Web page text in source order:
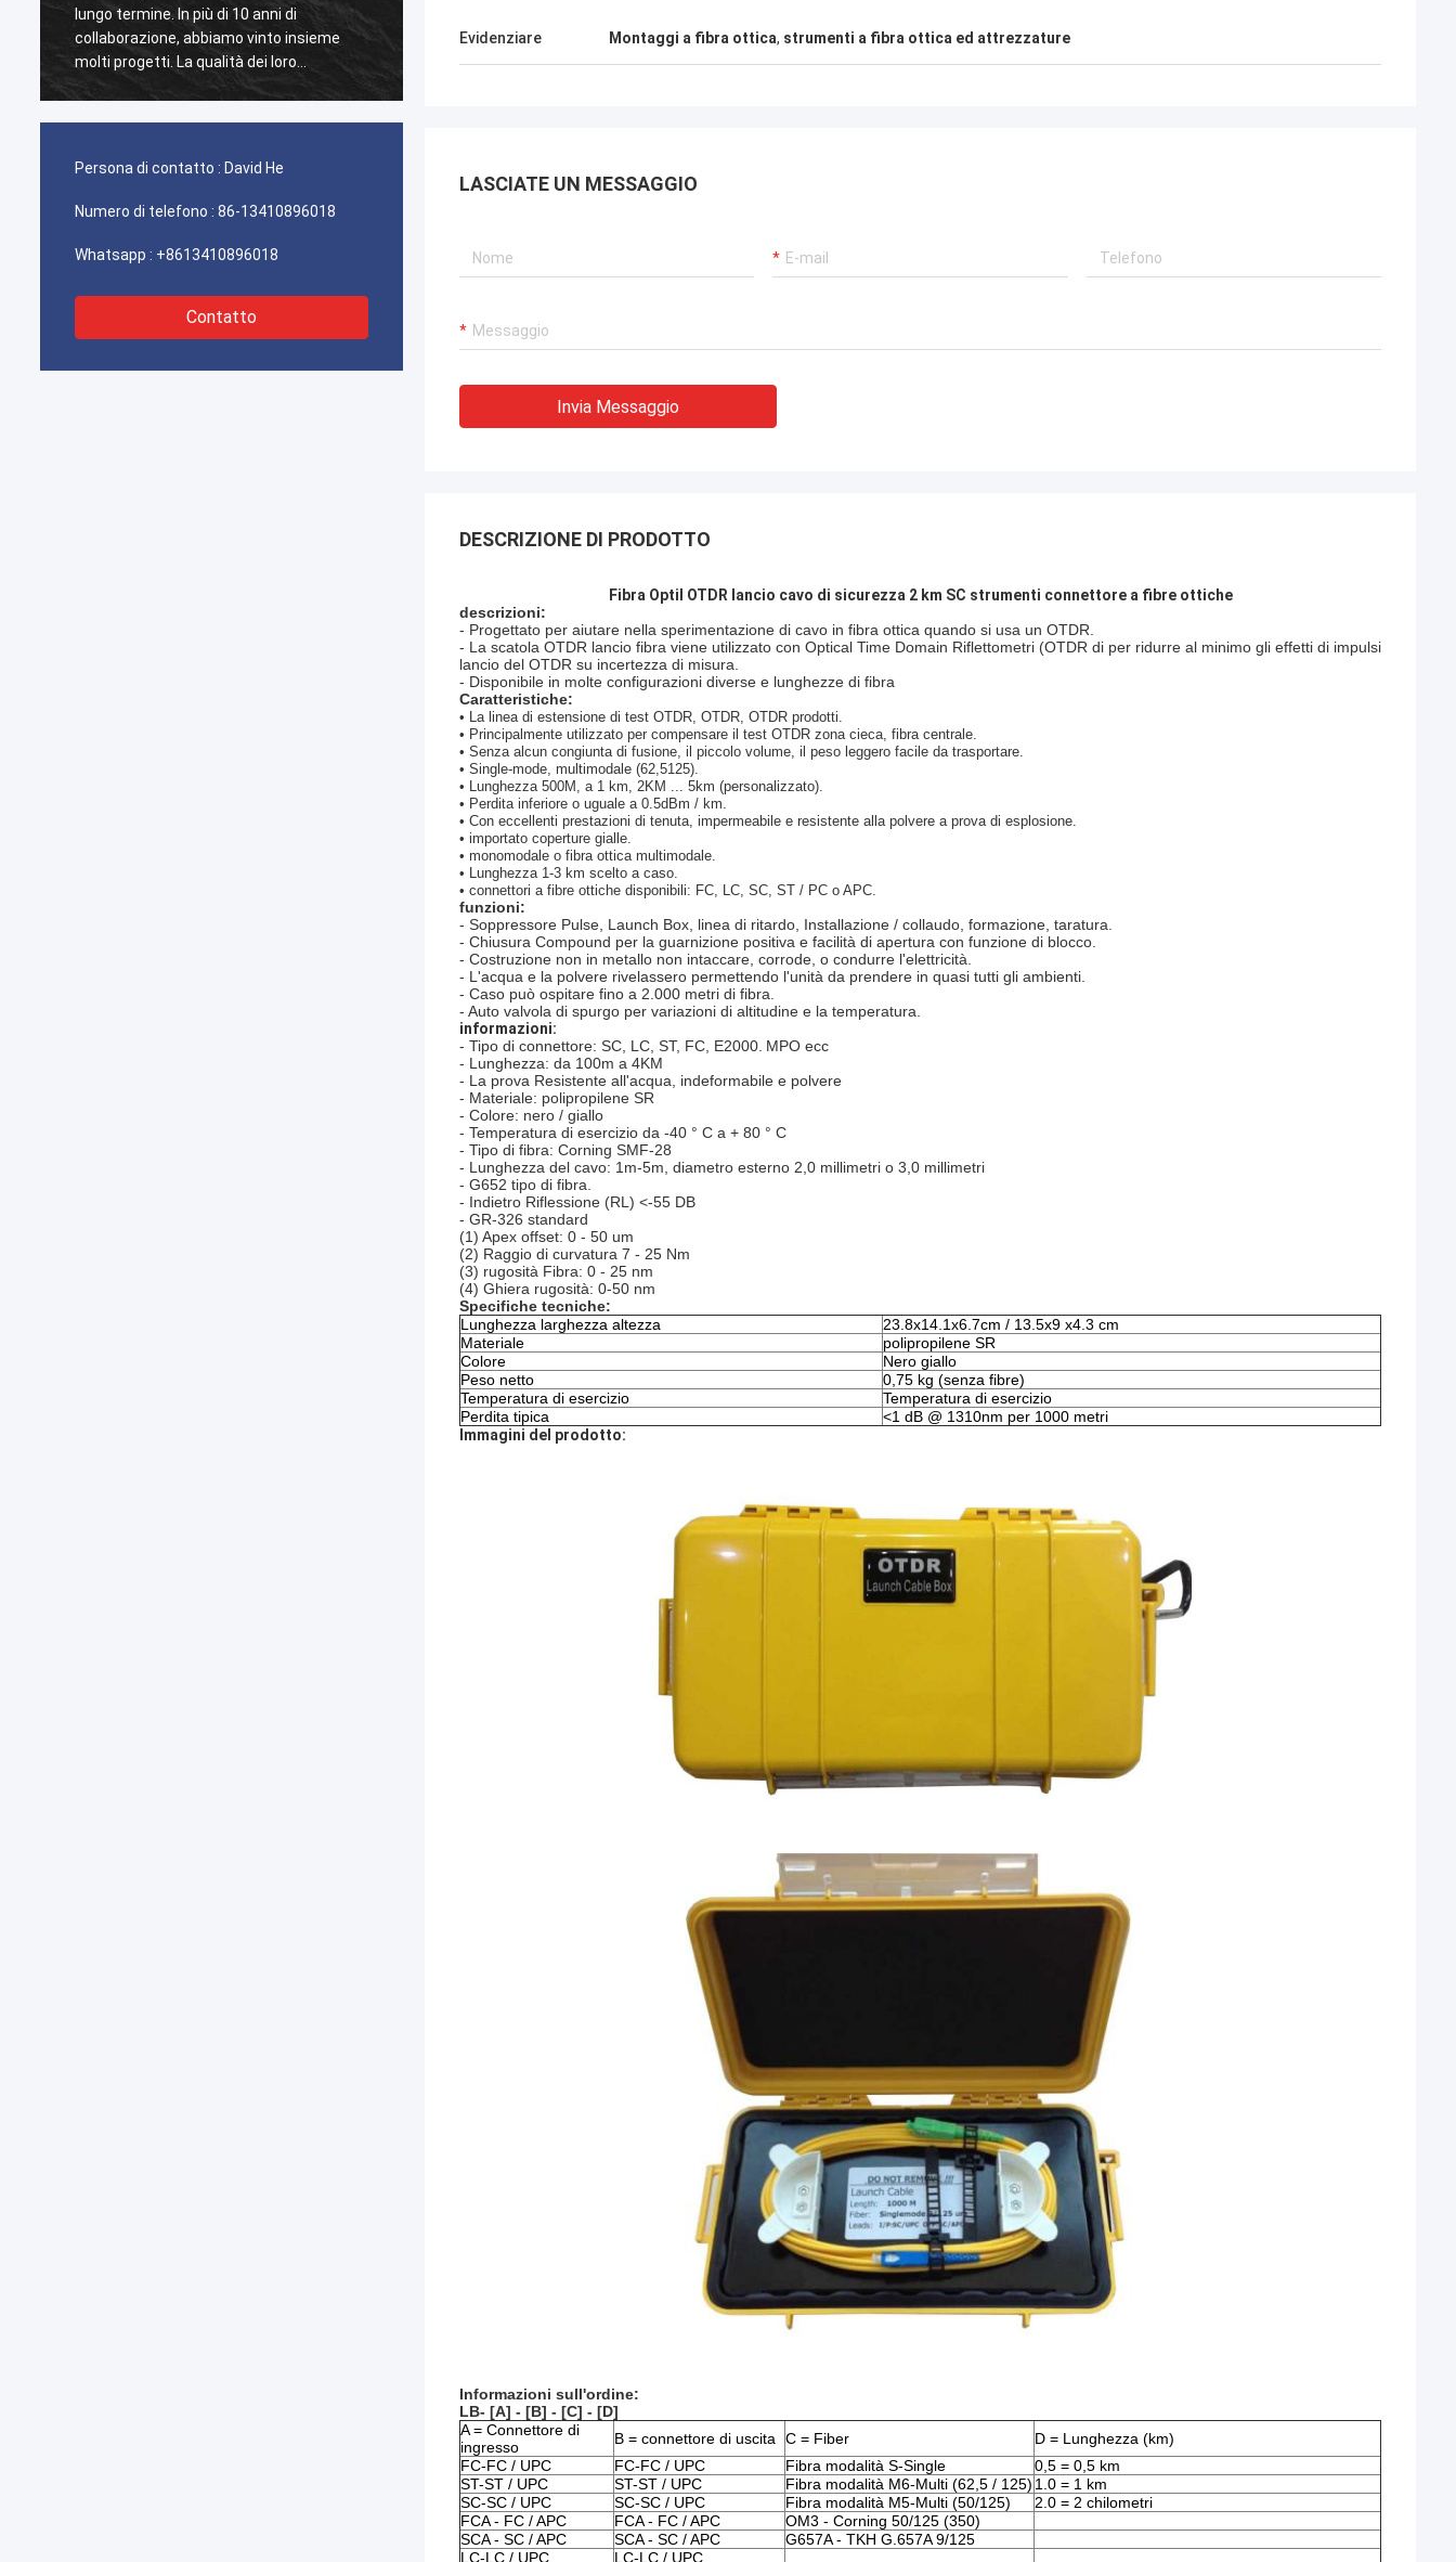
insieme
FTTH è la
primo luogo l'ordine con Kocent Optec
limitato nel 2014. Un contenitore 40GP del
cavo di GYXTW ed un contenitore 20GP
per il connettore, il cavo di toppa e
FDB da loro. Speranza saremo più forti e
2 a 3 container da 40' ogni mese.Inclosure
di fusione e accessori in fibra ottica la
collaborazione, abbiamo vinto insieme
molti progetti. La qualità dei loro
Persona di contatto : David He
Numero di telefono : 86-13410896018
Whatsapp : +8613410896018
Contatto
Evidenziare Montaggi a fibra ottica, strumenti a fibra ottica ed attrezzature
LASCIATE UN MESSAGGIO
Invia Messaggio
DESCRIZIONE DI PRODOTTO
Fibra Optil OTDR lancio cavo di sicurezza 2 km SC strumenti connettore a fibre ottiche
descrizioni:
- Progettato per aiutare nella sperimentazione di cavo in fibra ottica quando si usa un OTDR.
- La scatola OTDR lancio fibra viene utilizzato con Optical Time Domain Riflettometri (OTDR di per ridurre al minimo gli effetti di impulsi
lancio del OTDR su incertezza di misura.
- Disponibile in molte configurazioni diverse e lunghezze di fibra
Caratteristiche:
• La linea di estensione di test OTDR, OTDR, OTDR prodotti.
• Principalmente utilizzato per compensare il test OTDR zona cieca, fibra centrale.
• Senza alcun congiunta di fusione, il piccolo volume, il peso leggero facile da trasportare.
• Single-mode, multimodale (62,5125).
• Lunghezza 500M, a 1 km, 2KM ... 5km (personalizzato).
• Perdita inferiore o uguale a 0.5dBm / km.
• Con eccellenti prestazioni di tenuta, impermeabile e resistente alla polvere a prova di esplosione.
• importato coperture gialle.
• monomodale o fibra ottica multimodale.
• Lunghezza 1-3 km scelto a caso.
• connettori a fibre ottiche disponibili: FC, LC, SC, ST / PC o APC.
funzioni:
- Soppressore Pulse, Launch Box, linea di ritardo, Installazione / collaudo, formazione, taratura.
- Chiusura Compound per la guarnizione positiva e facilità di apertura con funzione di blocco.
- Costruzione non in metallo non intaccare, corrode, o condurre l'elettricità.
- L'acqua e la polvere rivelassero permettendo l'unità da prendere in quasi tutti gli ambienti.
- Caso può ospitare fino a 2.000 metri di fibra.
- Auto valvola di spurgo per variazioni di altitudine e la temperatura.
informazioni:
- Tipo di connettore: SC, LC, ST, FC, E2000. MPO ecc
- Lunghezza: da 100m a 4KM
- La prova Resistente all'acqua, indeformabile e polvere
- Materiale: polipropilene SR
- Colore: nero / giallo
- Temperatura di esercizio da -40 ° C a + 80 ° C
- Tipo di fibra: Corning SMF-28
- Lunghezza del cavo: 1m-5m, diametro esterno 2,0 millimetri o 3,0 millimetri
- G652 tipo di fibra.
- Indietro Riflessione (RL) <-55 DB
- GR-326 standard
(1) Apex offset: 0 - 50 um
(2) Raggio di curvatura 7 - 25 Nm
(3) rugosità Fibra: 0 - 25 nm
(4) Ghiera rugosità: 0-50 nm
Specifiche tecniche:
Lunghezza larghezza altezza
23.8x14.1x6.7cm / 13.5x9 x4.3 cm
Materiale
polipropilene SR
Colore
Nero giallo
Peso netto
0,75 kg (senza fibre)
Temperatura di esercizio
Temperatura di esercizio
Perdita tipica
<1 dB @ 1310nm per 1000 metri
Immagini del prodotto:
Informazioni sull'ordine:
LB- [A] - [B] - [C] - [D]
A = Connettore di
ingresso
B = connettore di uscita C = Fiber
D = Lunghezza (km)
FC-FC / UPC
FC-FC / UPC Fibra modalità S-Single
0,5 = 0,5 km
ST-ST / UPC
ST-ST / UPC Fibra modalità M6-Multi (62,5 / 125) 1.0 = 1 km
SC-SC / UPC
SC-SC / UPC Fibra modalità M5-Multi (50/125)
2.0 = 2 chilometri
FCA - FC / APC
FCA - FC / APC
OM3 - Corning 50/125 (350)
SCA - SC / APC
SCA - SC / APC
G657A - TKH G.657A 9/125
LC-LC / UPC
LC-LC / UPC